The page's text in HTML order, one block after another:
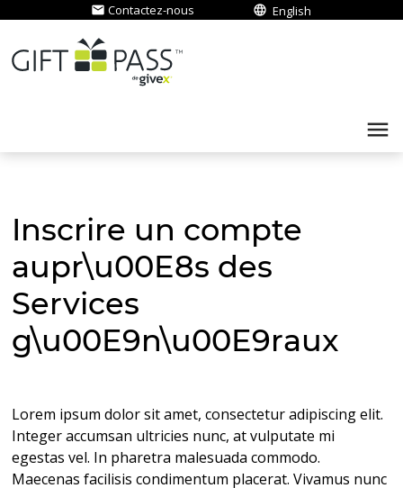
email Contactez-nous language English
menu
Inscrire un compte
aupr\u00E8s des
Services
g\u00E9n\u00E9raux
Lorem ipsum dolor sit amet, consectetur adipiscing elit.
Integer accumsan ultricies nunc, at vulputate mi
egestas vel. In pharetra malesuada commodo.
Maecenas facilisis condimentum placerat. Vivamus nunc